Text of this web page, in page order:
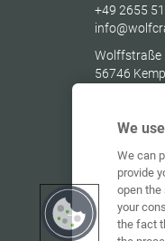
+49 2655
Wolffstraße
56746
We
We can
provide
open the
your
the fact